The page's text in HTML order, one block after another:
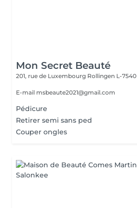
Mon Secret Beauté
201, rue de Luxembourg Rollingen L-7540
E-mail msbeaute2021@gmail.com
Pédicure
Retirer semi sans ped
Couper ongles